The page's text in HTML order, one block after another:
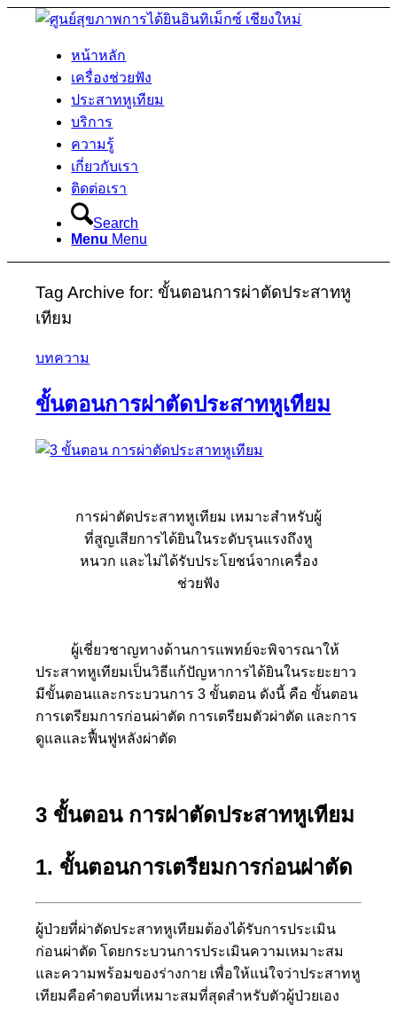
หน้าหลัก
เครื่องช่วยฟัง
ประสาทหูเทียม
บริการ
ความรู้
เกี่ยวกับเรา
ติดต่อเรา
Search
Menu Menu
Tag Archive for:ขั้นตอนการผ่าตัดประสาทหู
เทียม
บทความ
ขั้นตอนการผ่าตัดประสาทหูเทียม
การผ่าตัดประสาทหูเทียม เหมาะสำหรับผู้
ที่สูญเสียการได้ยินในระดับรุนแรงถึงหู
หนวก และไม่ได้รับประโยชน์จากเครื่อง
ช่วยฟัง
ผู้เชี่ยวชาญทางด้านการแพทย์จะพิจารณาให้
ประสาทหูเทียมเป็นวิธีแก้ปัญหาการได้ยินในระยะยาว
มีขั้นตอนและกระบวนการ 3 ขั้นตอน ดังนี้ คือ ขั้นตอน
การเตรียมการก่อนผ่าตัด การเตรียมตัวผ่าตัด และการ
ดูแลและฟื้นฟูหลังผ่าตัด
3 ขั้นตอน การผ่าตัดประสาทหูเทียม
1. ขั้นตอนการเตรียมการก่อนผ่าตัด
ผู้ป่วยที่ผ่าตัดประสาทหูเทียมต้องได้รับการประเมิน
ก่อนผ่าตัด โดยกระบวนการประเมินความเหมาะสม
และความพร้อมของร่างกาย เพื่อให้แน่ใจว่าประสาทหู
เทียมคือคำตอบที่เหมาะสมที่สุดสำหรับตัวผู้ป่วยเอง